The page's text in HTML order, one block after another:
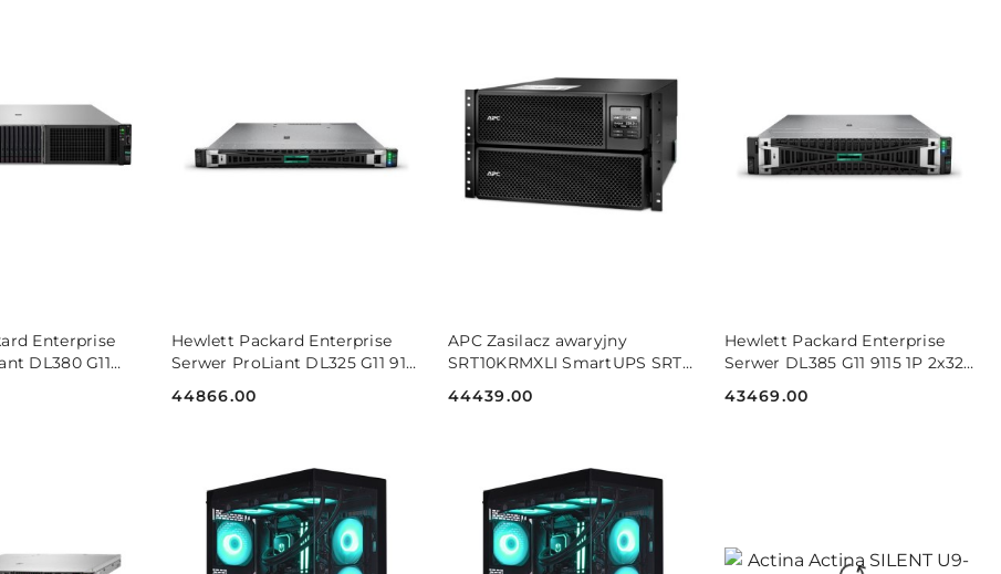
Enterprise
DL380 G11
KOSZYKA
Hewlett Packard Enterprise
Serwer ProLiant DL325 G11 9115
Cena:
44866.00
DO KOSZYKA
APC Zasilacz awaryjny
SRT10KRMXLI SmartUPS SRT
Cena:
44439.00
DO KOSZYKA
Hewlett Packard Enterprise
Serwer DL385 G11 9115 1P 2x32
Cena:
43469.00
DO KOSZYKA